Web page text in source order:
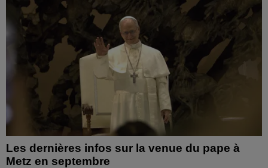
Les dernières infos sur la venue du pape à
Metz en septembre